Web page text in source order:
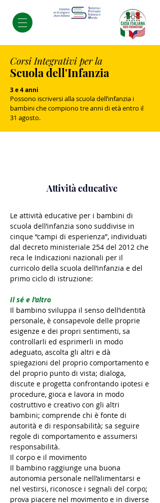
Corsi Integrativi per la
Scuola dell'Infanzia
3 e 4 anni
Possono iscriversi alla scuola dell’infanzia i
bambini che compiono tre anni di età entro il
31 agosto.
Le attività educative per i bambini di
scuola dell’infanzia sono suddivise in
cinque “campi di esperienza”, individuati
dal decreto ministeriale 254 del 2012 che
reca le Indicazioni nazionali per il
curricolo della scuola dell’infanzia e del
primo ciclo di istruzione:
Il sé e l’altro
Il bambino sviluppa il senso dell’identità
personale, è consapevole delle proprie
esigenze e dei propri sentimenti, sa
controllarli ed esprimerli in modo
adeguato, ascolta gli altri e dà
spiegazioni del proprio comportamento e
del proprio punto di vista; dialoga,
discute e progetta confrontando ipotesi e
procedure, gioca e lavora in modo
costruttivo e creativo con gli altri
bambini; comprende chi è fonte di
autorità e di responsabilità; sa seguire
regole di comportamento e assumersi
responsabilità.
Il corpo e il movimento
Il bambino raggiunge una buona
autonomia personale nell’alimentarsi e
nel vestirsi, riconosce i segnali del corpo;
prova piacere nel movimento e in diverse
Attività educative